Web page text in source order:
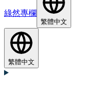
綠然專欄
繁體中文
繁體中文